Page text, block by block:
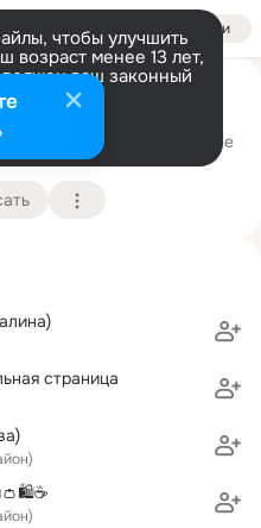
Войти
чтобы улучшить
возраст менее 13 лет,
ваш законный
центр Евролайф
(24 года) Подробнее
страница